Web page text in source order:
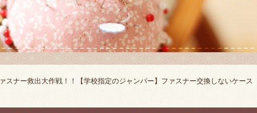
スナー救出大作戦！！【学校指定のジャンパー】ファスナー交換しないケース